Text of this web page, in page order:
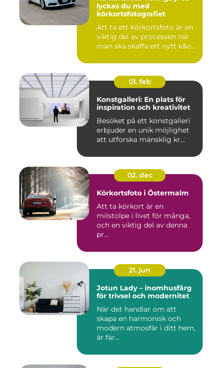
lyckas du med
körkortsfotografiet
Att ta ett körkortsfoto är en
viktig del av processen när
man ska skaffa ett nytt k&o...
01. feb
Konstgalleri: En plats för
inspiration och kreativitet
Besöket på ett konstgalleri
erbjuder en unik möjlighet
att utforska mänsklig kr...
02. dec
Körkortsfoto i Östermalm
Att ta körkort är en
milstolpe i livet för många,
och en viktig del av denna
pr...
21. jun
Jotun Lady – inomhusfärg
för trivsel och modernitet
När det handlar om att
skapa en harmonisk och
modern atmosfär i ditt hem,
är fär...